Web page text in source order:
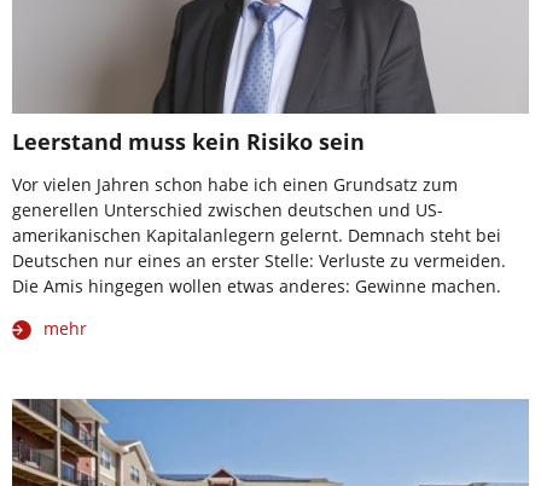
Leerstand muss kein Risiko sein
Vor vielen Jahren schon habe ich einen Grundsatz zum
generellen Unterschied zwischen deutschen und US-
amerikanischen Kapitalanlegern gelernt. Demnach steht bei
Deutschen nur eines an erster Stelle: Verluste zu vermeiden.
Die Amis hingegen wollen etwas anderes: Gewinne machen.
mehr